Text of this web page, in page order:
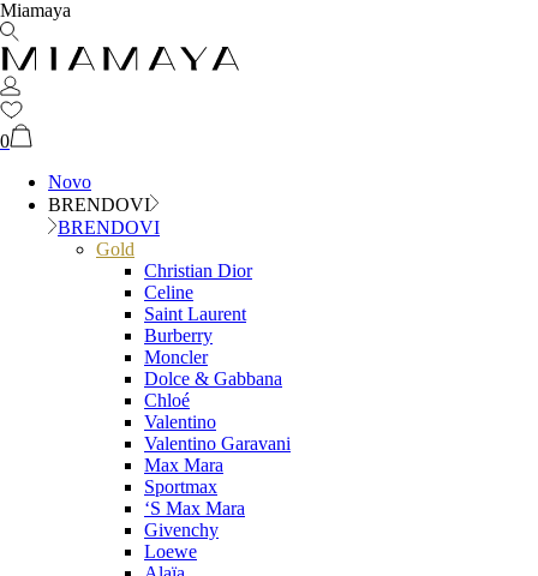
Miamaya
0
Novo
BRENDOVI
BRENDOVI
Gold
Christian Dior
Celine
Saint Laurent
Burberry
Moncler
Dolce & Gabbana
Chloé
Valentino
Valentino Garavani
Max Mara
Sportmax
‘S Max Mara
Givenchy
Loewe